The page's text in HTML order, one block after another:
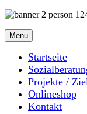
Menu
Startseite
Projekte /
Onlineshop
Kontakt